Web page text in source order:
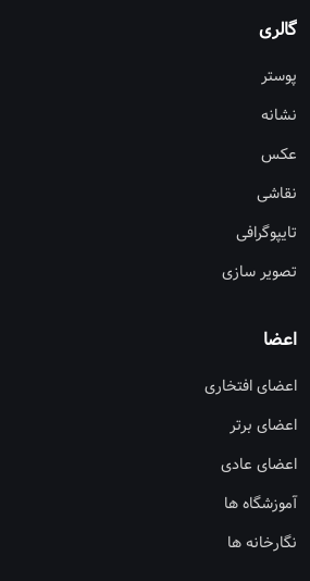
گالری
پوستر
نشانه
عکس
نقاشی
تایپوگرافی
تصویر سازی
اعضا
اعضای افتخاری
اعضای برتر
اعضای عادی
آموزشگاه ها
نگارخانه ها